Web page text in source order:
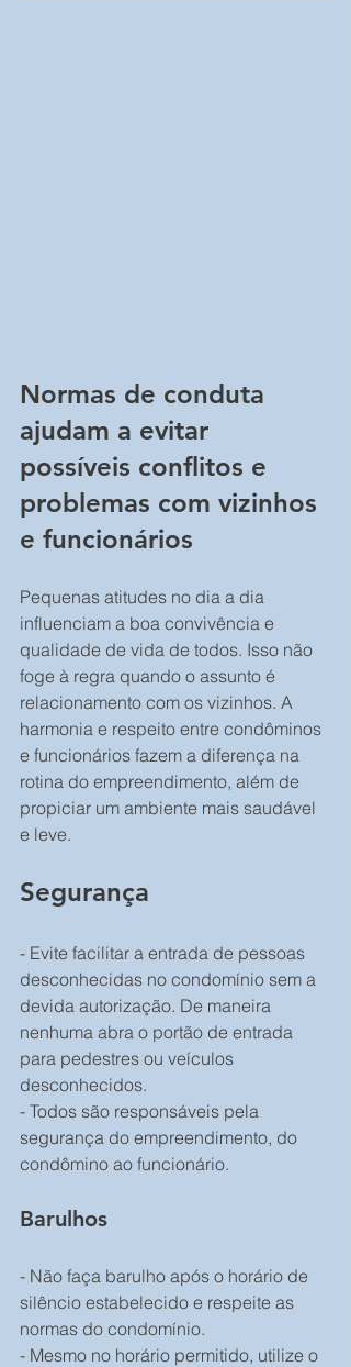
Normas de conduta
ajudam a evitar
possíveis conflitos e
problemas com vizinhos
e funcionários
Pequenas atitudes no dia a dia
influenciam a boa convivência e
qualidade de vida de todos. Isso não
foge à regra quando o assunto é
relacionamento com os vizinhos. A
harmonia e respeito entre condôminos
e funcionários fazem a diferença na
rotina do empreendimento, além de
propiciar um ambiente mais saudável
e leve.
Segurança
- Evite facilitar a entrada de pessoas
desconhecidas no condomínio sem a
devida autorização. De maneira
nenhuma abra o portão de entrada
para pedestres ou veículos
desconhecidos.
- Todos são responsáveis pela
segurança do empreendimento, do
condômino ao funcionário.
Barulhos
- Não faça barulho após o horário de
silêncio estabelecido e respeite as
normas do condomínio.
- Mesmo no horário permitido, utilize o